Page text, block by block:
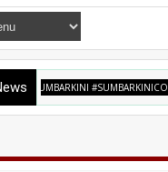
#SUMBARKINICOM